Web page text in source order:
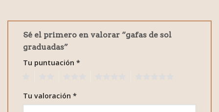
Sé el primero en valorar “gafas de sol
graduadas”
Tu puntuación *
Tu valoración *